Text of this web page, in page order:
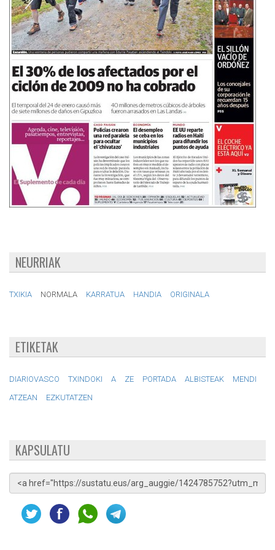
NEURRIAK
TXIKIA NORMALA KARRATUA HANDIA ORIGINALA
ETIKETAK
DIARIOVASCO TXINDOKI A ZE PORTADA ALBISTEAK
MENDI
ATZEAN
EZKUTATZEN
KAPSULATU